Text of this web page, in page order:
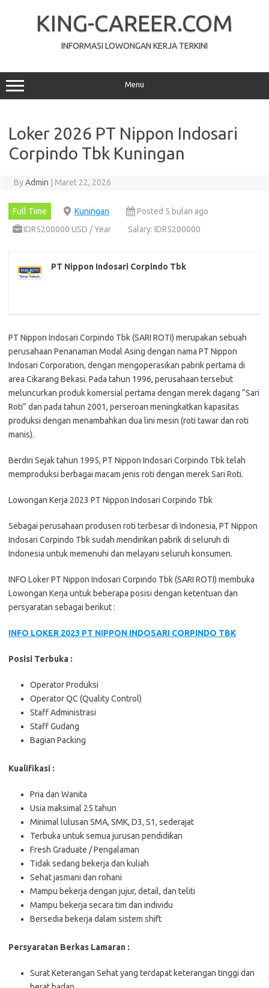
KING-CAREER.COM
INFORMASI LOWONGAN KERJA TERKINI
Menu
Loker 2026 PT Nippon Indosari
Corpindo Tbk Kuningan
ByAdmin Maret 22, 2026
Full Time Kuningan
Posted 5 bulan ago
IDR5200000 USD / Year
Salary: IDR5200000
PT Nippon Indosari Corpindo Tbk
PT Nippon Indosari Corpindo Tbk (SARI ROTI) merupakan sebuah
perusahaan Penanaman Modal Asing dengan nama PT Nippon
Indosari Corporation, dengan mengoperasikan pabrik pertama di
area Cikarang Bekasi. Pada tahun 1996, perusahaan tersebut
meluncurkan produk komersial pertama dengan merek dagang “Sari
Roti” dan pada tahun 2001, perseroan meningkatkan kapasitas
produksi dengan menambahkan dua lini mesin (roti tawar dan roti
manis).
Berdiri Sejak tahun 1995, PT Nippon Indosari Corpindo Tbk telah
memproduksi berbagai macam jenis roti dengan merek Sari Roti.
Lowongan Kerja 2023 PT Nippon Indosari Corpindo Tbk
Sebagai perusahaan produsen roti terbesar di Indonesia, PT Nippon
Indosari Corpindo Tbk sudah mendirikan pabrik di seluruh di
Indonesia untuk memenuhi dan melayani seluruh konsumen.
INFO Loker PT Nippon Indosari Corpindo Tbk (SARI ROTI) membuka
Lowongan Kerja untuk beberapa posisi dengan ketentuan dan
persyaratan sebagai berikut :
INFO LOKER 2023 PT NIPPON INDOSARI CORPINDO TBK
Posisi Terbuka :
Operator Produksi
Operator QC (Quality Control)
Staff Administrasi
Staff Gudang
Bagian Packing
Kualifikasi :
Pria dan Wanita
Usia maksimal 25 tahun
Minimal lulusan SMA, SMK, D3, S1, sederajat
Terbuka untuk semua jurusan pendidikan
Fresh Graduate / Pengalaman
Tidak sedang bekerja dan kuliah
Sehat jasmani dan rohani
Mampu bekerja dengan jujur, detail, dan teliti
Mampu bekerja secara tim dan individu
Bersedia bekerja dalam sistem shift
Persyaratan Berkas Lamaran :
Surat Keterangan Sehat yang terdapat keterangan tinggi dan